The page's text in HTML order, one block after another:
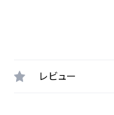
レビュー